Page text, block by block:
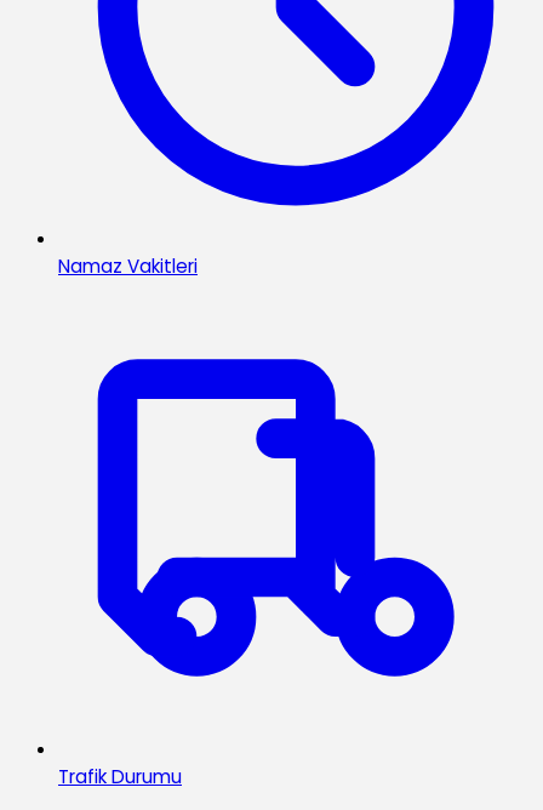
Namaz Vakitleri
Trafik Durumu